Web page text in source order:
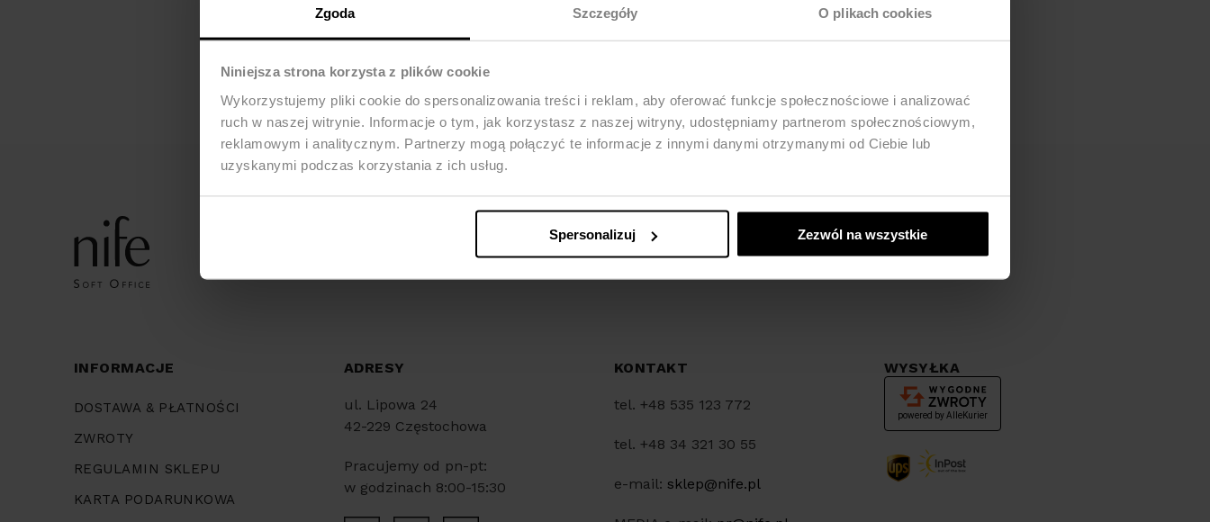
Zgoda Szczegóły O plikach cookies
Niniejsza strona korzysta z plików cookie
Wykorzystujemy pliki cookie do spersonalizowania treści i reklam, aby oferować funkcje społecznościowe i analizować
ruch w naszej witrynie. Informacje o tym, jak korzystasz z naszej witryny, udostępniamy partnerom społecznościowym,
reklamowym i analitycznym. Partnerzy mogą połączyć te informacje z innymi danymi otrzymanymi od Ciebie lub
uzyskanymi podczas korzystania z ich usług.
Spersonalizuj Zezwól na wszystkie
INFORMACJE
DOSTAWA & PŁATNOŚCI
ZWROTY
REGULAMIN SKLEPU
KARTA PODARUNKOWA
ADRESY
ul. Lipowa 24
42-229 Częstochowa
Pracujemy od pn-pt:
w godzinach 8:00-15:30
KONTAKT
tel. +48 535 123 772
tel. +48 34 321 30 55
e-mail: sklep@nife.pl
WYSYŁKA